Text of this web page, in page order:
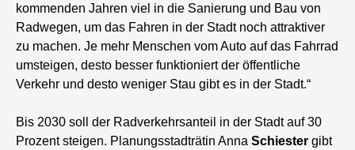
kommenden Jahren viel in die Sanierung und Bau von
Radwegen, um das Fahren in der Stadt noch attraktiver
zu machen. Je mehr Menschen vom Auto auf das Fahrrad
umsteigen, desto besser funktioniert der öffentliche
Verkehr und desto weniger Stau gibt es in der Stadt.“
Bis 2030 soll der Radverkehrsanteil in der Stadt auf 30
Prozent steigen. Planungsstadträtin AnnaSchiester gibt